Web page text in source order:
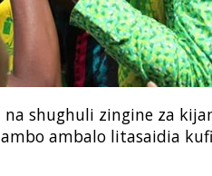
shughuli zingine za
ambalo litasaidia